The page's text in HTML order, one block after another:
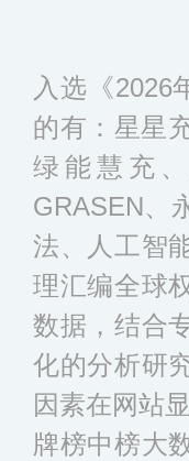
入选《2026
的有：星星
绿能慧充
GRASEN、
法、人工智
理汇编全球
数据，结合
化的分析研
因素在网站
牌榜中榜大